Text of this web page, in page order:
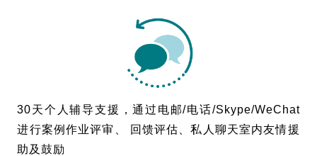
30天个人辅导支援，通过电邮/电话/Skype/WeChat
进行案例作业评审、 回馈评估、私人聊天室内友情援
助及鼓励